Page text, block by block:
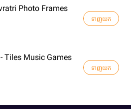
Photo Frames
ទាញយក
Tiles Music Games
ទាញយក